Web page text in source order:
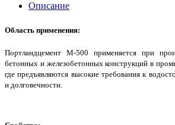
Описание
Область применения:
Портландцемент М-500 применяется при
бетонных и железобетонных конструкций в
где предъявляются высокие требования к
и долговечности.